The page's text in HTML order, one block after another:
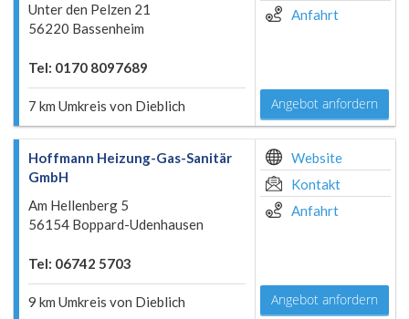
Unter den Pelzen 21
56220 Bassenheim
Tel: 0170 8097689
7 km Umkreis von Dieblich
Anfahrt
Angebot anfordern
Hoffmann Heizung-Gas-Sanitär
GmbH
Am Hellenberg 5
56154 Boppard-Udenhausen
Tel: 06742 5703
9 km Umkreis von Dieblich
Website
Kontakt
Anfahrt
Angebot anfordern